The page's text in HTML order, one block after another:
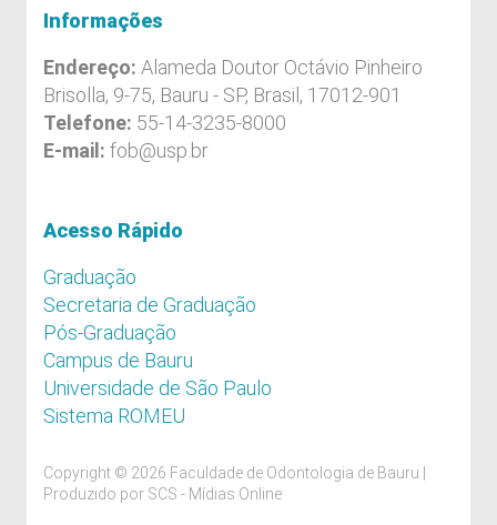
Informações
Endereço: Alameda Doutor Octávio Pinheiro
Brisolla, 9-75, Bauru - SP, Brasil, 17012-901
Telefone: 55-14-3235-8000
E-mail: fob@usp.br
Acesso Rápido
Graduação
Secretaria de Graduação
Pós-Graduação
Campus de Bauru
Universidade de São Paulo
Sistema ROMEU
Copyright © 2026 Faculdade de Odontologia de Bauru |
Produzido por SCS - Mídias Online